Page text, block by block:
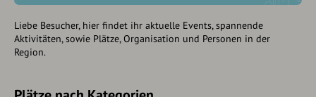
Liebe Besucher, hier findet ihr aktuelle Events, spannende
Aktivitäten, sowie Plätze, Organisation und Personen in der
Region.